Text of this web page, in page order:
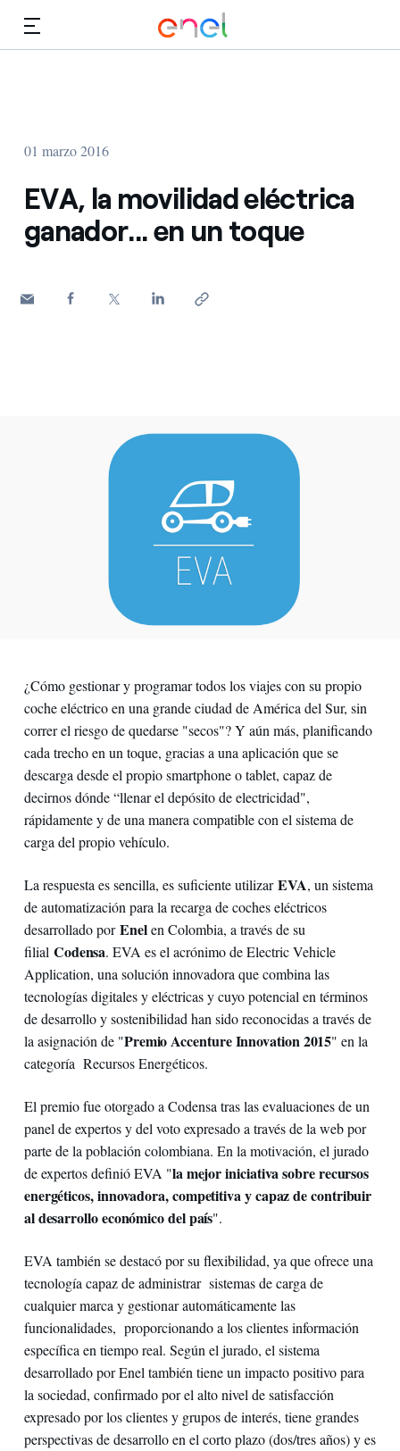
01 marzo 2016
EVA, la movilidad eléctrica
ganador... en un toque
¿Cómo gestionar y programar todos los viajes con su propio
coche eléctrico en una grande ciudad de América del Sur, sin
correr el riesgo de quedarse "secos"? Y aún más, planificando
cada trecho en un toque, gracias a una aplicación que se
descarga desde el propio smartphone o tablet, capaz de
decirnos dónde “llenar el depósito de electricidad",
rápidamente y de una manera compatible con el sistema de
carga del propio vehículo.
La respuesta es sencilla, es suficiente utilizarEVA, un sistema
de automatización para la recarga de coches eléctricos
desarrollado porEnelen Colombia, a través de su
filial Codensa. EVA es el acrónimo de Electric Vehicle
Application, una solución innovadora que combina las
tecnologías digitales y eléctricas y cuyo potencial en términos
de desarrollo y sostenibilidad han sido reconocidas a través de
la asignación de "Premio Accenture Innovation 2015" en la
categoría Recursos Energéticos.
El premio fue otorgado a Codensa tras las evaluaciones de un
panel de expertos y del voto expresado a través de la web por
parte de la población colombiana. En la motivación, el jurado
de expertos definió EVA "la mejor iniciativa sobre recursos
energéticos, innovadora, competitiva y capaz de contribuir
al desarrollo económico del país".
EVA también se destacó por su flexibilidad, ya que ofrece una
tecnología capaz de administrar sistemas de carga de
cualquier marca y gestionar automáticamente las
funcionalidades, proporcionando a los clientes información
específica en tiempo real. Según el jurado, el sistema
desarrollado por Enel también tiene un impacto positivo para
la sociedad, confirmado por el alto nivel de satisfacción
expresado por los clientes y grupos de interés, tiene grandes
perspectivas de desarrollo en el corto plazo (dos/tres años) y es